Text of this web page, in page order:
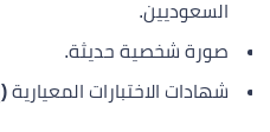
السعوديين.
صورة شخصية حديثة.
شهادات الاختبارات المعيارية